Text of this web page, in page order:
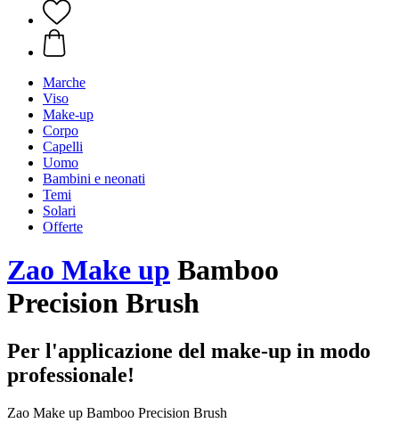
Marche
Viso
Make-up
Corpo
Capelli
Uomo
Bambini e neonati
Temi
Solari
Offerte
Zao Make up Bamboo
Precision Brush
Per l'applicazione del make-up in modo
professionale!
Zao Make up Bamboo Precision Brush